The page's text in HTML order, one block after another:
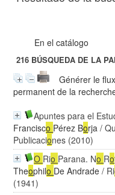
En el catálogo
216 BÚSQUEDA DE LA
Générer le
permanent de la
Apuntes para el
Francisco Pérez Borja /
Publicaciones (2010)
O Rio Parana. No Ro
Theophilo De Andrade / Ri
(1941)